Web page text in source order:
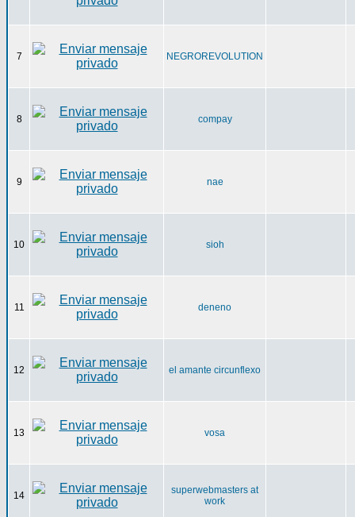
7 NEGROREVOLUTION
8 compay
9 nae
10 sioh
11 deneno
12 el amante circunflexo
13 vosa
14
superwebmasters at
work